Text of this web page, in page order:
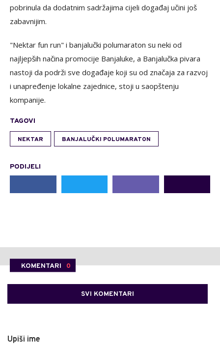
pobrinula da dodatnim sadržajima cijeli događaj učini još
zabavnijim.
"Nektar fun run" i banjalučki polumaraton su neki od
najljepših načina promocije Banjaluke, a Banjalučka pivara
nastoji da podrži sve događaje koji su od značaja za razvoj
i unapređenje lokalne zajednice, stoji u saopštenju
kompanije.
TAGOVI
NEKTAR BANJALUČKI POLUMARATON
PODIJELI
KOMENTARI 0
SVI KOMENTARI
Upiši ime